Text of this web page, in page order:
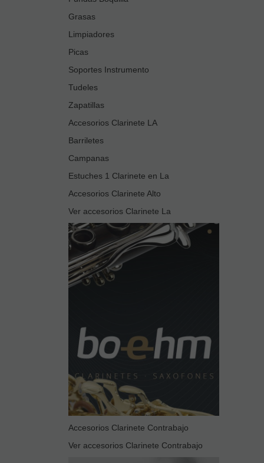
Grasas
Limpiadores
Picas
Soportes Instrumento
Tudeles
Zapatillas
Accesorios Clarinete LA
Barriletes
Campanas
Estuches 1 Clarinete en La
Accesorios Clarinete Alto
Ver accesorios Clarinete La
Accesorios Clarinete Contrabajo
Ver accesorios Clarinete Contrabajo